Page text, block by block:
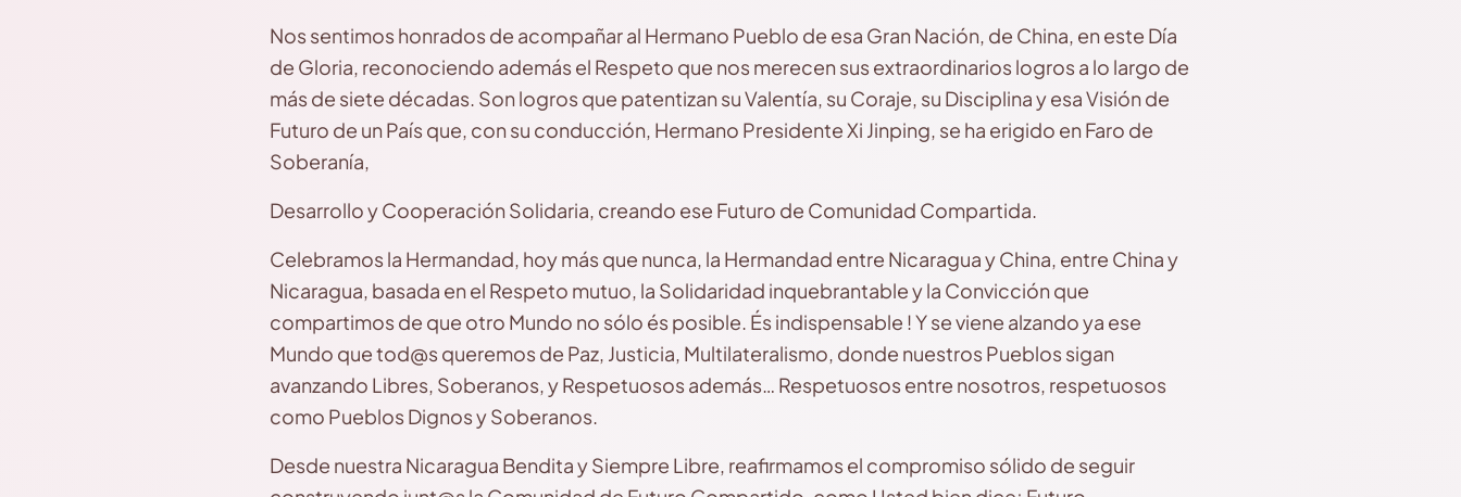
Nos sentimos honrados de acompañar al Hermano Pueblo de esa Gran Nación, de China, en este Día
de Gloria, reconociendo además el Respeto que nos merecen sus extraordinarios logros a lo largo de
más de siete décadas. Son logros que patentizan su Valentía, su Coraje, su Disciplina y esa Visión de
Futuro de un País que, con su conducción, Hermano Presidente Xi Jinping, se ha erigido en Faro de
Soberanía,
Desarrollo y Cooperación Solidaria, creando ese Futuro de Comunidad Compartida.
Celebramos la Hermandad, hoy más que nunca, la Hermandad entre Nicaragua y China, entre China y
Nicaragua, basada en el Respeto mutuo, la Solidaridad inquebrantable y la Convicción que
compartimos de que otro Mundo no sólo és posible. És indispensable ! Y se viene alzando ya ese
Mundo que tod@s queremos de Paz, Justicia, Multilateralismo, donde nuestros Pueblos sigan
avanzando Libres, Soberanos, y Respetuosos además… Respetuosos entre nosotros, respetuosos
como Pueblos Dignos y Soberanos.
Desde nuestra Nicaragua Bendita y Siempre Libre, reafirmamos el compromiso sólido de seguir